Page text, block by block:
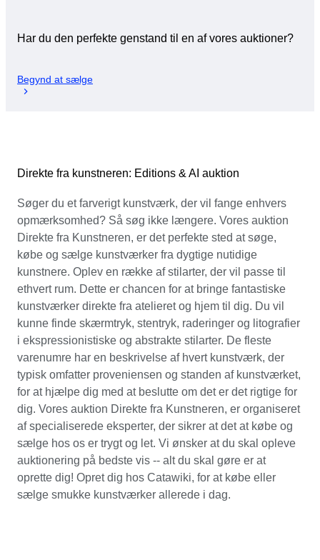
Har du den perfekte genstand til en af vores auktioner?
Begynd at sælge
Direkte fra kunstneren: Editions & AI auktion
Søger du et farverigt kunstværk, der vil fange enhvers
opmærksomhed? Så søg ikke længere. Vores auktion
Direkte fra Kunstneren, er det perfekte sted at søge,
købe og sælge kunstværker fra dygtige nutidige
kunstnere. Oplev en række af stilarter, der vil passe til
ethvert rum. Dette er chancen for at bringe fantastiske
kunstværker direkte fra atelieret og hjem til dig. Du vil
kunne finde skærmtryk, stentryk, raderinger og litografier
i ekspressionistiske og abstrakte stilarter. De fleste
varenumre har en beskrivelse af hvert kunstværk, der
typisk omfatter proveniensen og standen af kunstværket,
for at hjælpe dig med at beslutte om det er det rigtige for
dig. Vores auktion Direkte fra Kunstneren, er organiseret
af specialiserede eksperter, der sikrer at det at købe og
sælge hos os er trygt og let. Vi ønsker at du skal opleve
auktionering på bedste vis -- alt du skal gøre er at
oprette dig! Opret dig hos Catawiki, for at købe eller
sælge smukke kunstværker allerede i dag.